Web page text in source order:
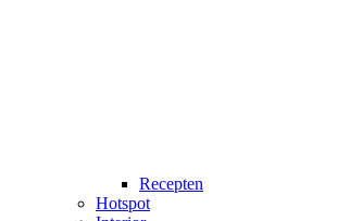
Recepten
Hotspot